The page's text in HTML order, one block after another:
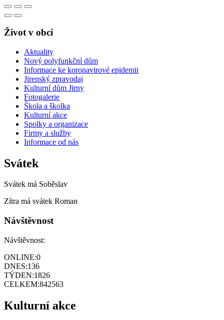
Život v obci
Aktuality
Nový polyfunkční dům
Informace ke koronavirové epidemii
Jirenský zpravodaj
Kulturní dům Jirny
Fotogalerie
Škola a školka
Kulturní akce
Spolky a organizace
Firmy a služby
Informace od nás
Svátek
Svátek má Soběslav
Zítra má svátek Roman
Návštěvnost
Návštěvnost:
ONLINE:0
DNES:136
TÝDEN:1826
CELKEM:842563
Kulturní akce